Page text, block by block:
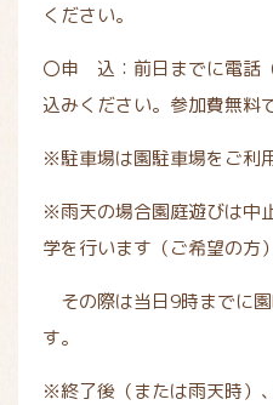
ください。
〇申 込：前日までに電話
込みください。参加費無料
※駐車場は園駐車場をご利
※雨天の場合園庭遊びは中
学を行います（ご希望の方
その際は当日9時までに
す。
※終了後（または雨天時）